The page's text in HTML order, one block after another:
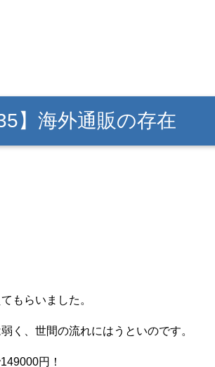
】海外通販の存在
もらいました。
く、世間の流れにはうといのです。
円！